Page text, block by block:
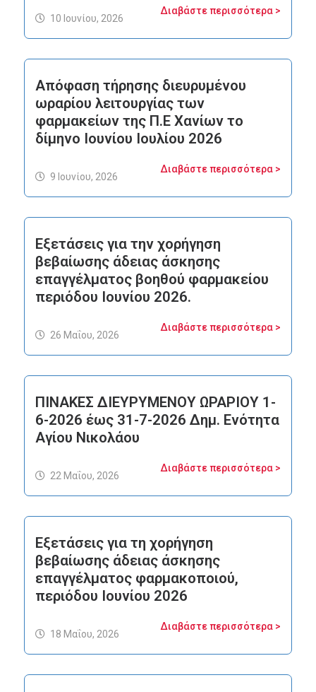
Διαβάστε περισσότερα >
10 Ιουνίου, 2026
Απόφαση τήρησης διευρυμένου
ωραρίου λειτουργίας των
φαρμακείων της Π.Ε Χανίων το
δίμηνο Ιουνίου Ιουλίου 2026
Διαβάστε περισσότερα >
9 Ιουνίου, 2026
Εξετάσεις για την χορήγηση
βεβαίωσης άδειας άσκησης
επαγγέλματος βοηθού φαρμακείου
περιόδου Ιουνίου 2026.
Διαβάστε περισσότερα >
26 Μαΐου, 2026
ΠΙΝΑΚΕΣ ΔΙΕΥΡΥΜΕΝΟΥ ΩΡΑΡΙΟΥ 1-
6-2026 έως 31-7-2026 Δημ. Ενότητα
Αγίου Νικολάου
Διαβάστε περισσότερα >
22 Μαΐου, 2026
Eξετάσεις για τη χορήγηση
βεβαίωσης άδειας άσκησης
επαγγέλματος φαρμακoποιού,
περιόδου Ιουνίου 2026
Διαβάστε περισσότερα >
18 Μαΐου, 2026